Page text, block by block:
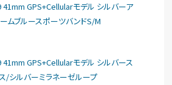
GPS+Cellularモデル シルバーア
ムブルースポーツバンドS/M
GPS+Cellularモデル シルバース
/シルバーミラネーゼループ